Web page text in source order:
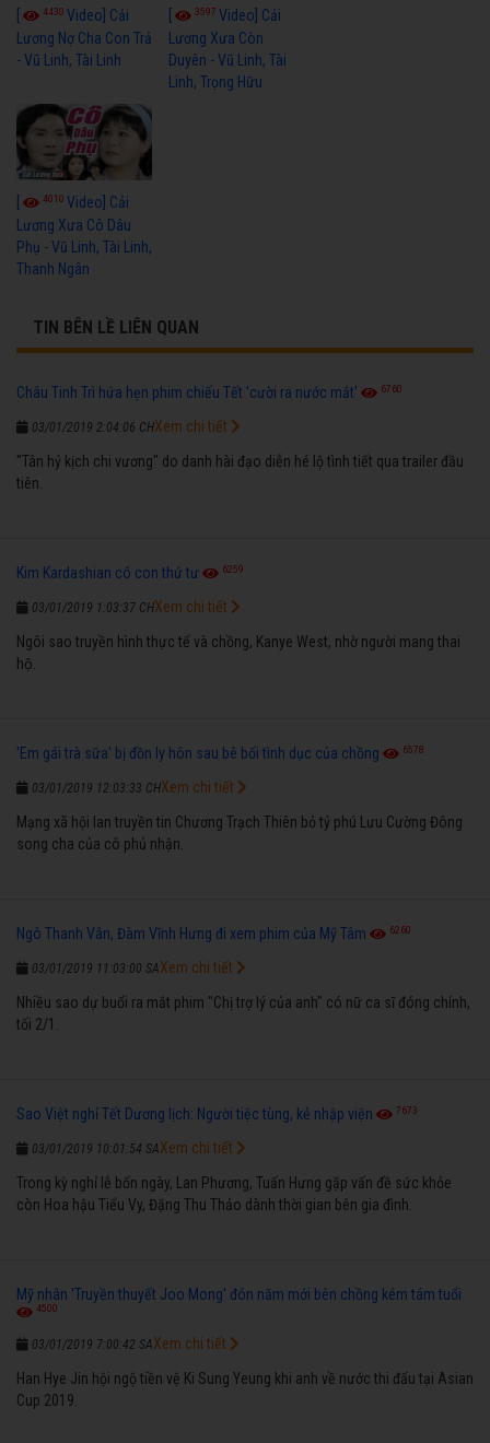
4430 Video] Cải
Lương Nợ Cha Con Trả
- Vũ Linh, Tài Linh
3597Video] Cải
Lương Xưa Còn
Duyên - Vũ Linh, Tài
Linh, Trọng Hữu
[ 4010 Video] Cải
Lương Xưa Cô Dâu
Phụ - Vũ Linh, Tài Linh,
Thanh Ngân
TIN BÊN LỀ LIÊN QUAN
Châu Tinh Trì hứa hẹn phim chiếu Tết 'cười ra nước mắt' 6760
03/01/2019 2:04:06 CH
"Tân hỷ kịch chi vương" do danh hài đạo diễn hé lộ tình tiết qua trailer đầu
tiên.
Xem chi tiết
Kim Kardashian có con thứ tư 6259
03/01/2019 1:03:37 CH
Ngôi sao truyền hình thực tế và chồng, Kanye West, nhờ người mang thai
hộ.
Xem chi tiết
'Em gái trà sữa' bị đồn ly hôn sau bê bối tình dục của chồng 6578
03/01/2019 12:03:33 CH
Mạng xã hội lan truyền tin Chương Trạch Thiên bỏ tỷ phú Lưu Cường Đông
song cha của cô phủ nhận.
Xem chi tiết
Ngô Thanh Vân, Đàm Vĩnh Hưng đi xem phim của Mỹ Tâm 6260
03/01/2019 11:03:00 SA
Nhiều sao dự buổi ra mắt phim "Chị trợ lý của anh" có nữ ca sĩ đóng chính,
tối 2/1.
Xem chi tiết
Sao Việt nghỉ Tết Dương lịch: Người tiệc tùng, kẻ nhập viện 7673
03/01/2019 10:01:54 SA
Trong kỳ nghỉ lễ bốn ngày, Lan Phương, Tuấn Hưng gặp vấn đề sức khỏe
còn Hoa hậu Tiểu Vy, Đặng Thu Thảo dành thời gian bên gia đình.
Xem chi tiết
Mỹ nhân 'Truyền thuyết Joo Mong' đón năm mới bên chồng kém tám tuổi
4500
03/01/2019 7:00:42 SA
Han Hye Jin hội ngộ tiền vệ Ki Sung Yeung khi anh về nước thi đấu tại Asian
Cup 2019.
Xem chi tiết